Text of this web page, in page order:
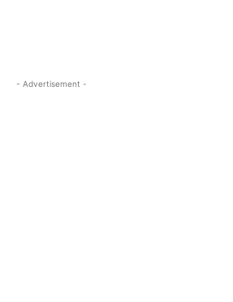
- Advertisement -